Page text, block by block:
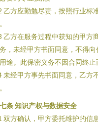
乙方应勤勉尽责，按照行业标
乙方在服务过程中获知的甲方
，未经甲方书面同意，不得
途。此保密义务不因合同终止
未经甲方事先书面同意，乙方
条 知识产权与数据安全
双方确认，甲方委托维护的信